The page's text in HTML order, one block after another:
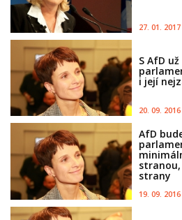
27. 01. 2017
S AfD
i její
20. 09. 2016
AfD
strany
19. 09. 2016